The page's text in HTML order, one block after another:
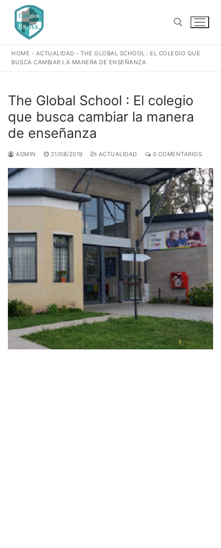
contenido
Buscar:
HOME - ACTUALIDAD -THE GLOBAL SCHOOL : EL COLEGIO QUE
BUSCA CAMBIAR LA MANERA DE ENSEÑANZA
The Global School : El colegio
que busca cambiar la manera
de enseñanza
ADMIN 21/08/2019 ACTUALIDAD 0 COMENTARIOS